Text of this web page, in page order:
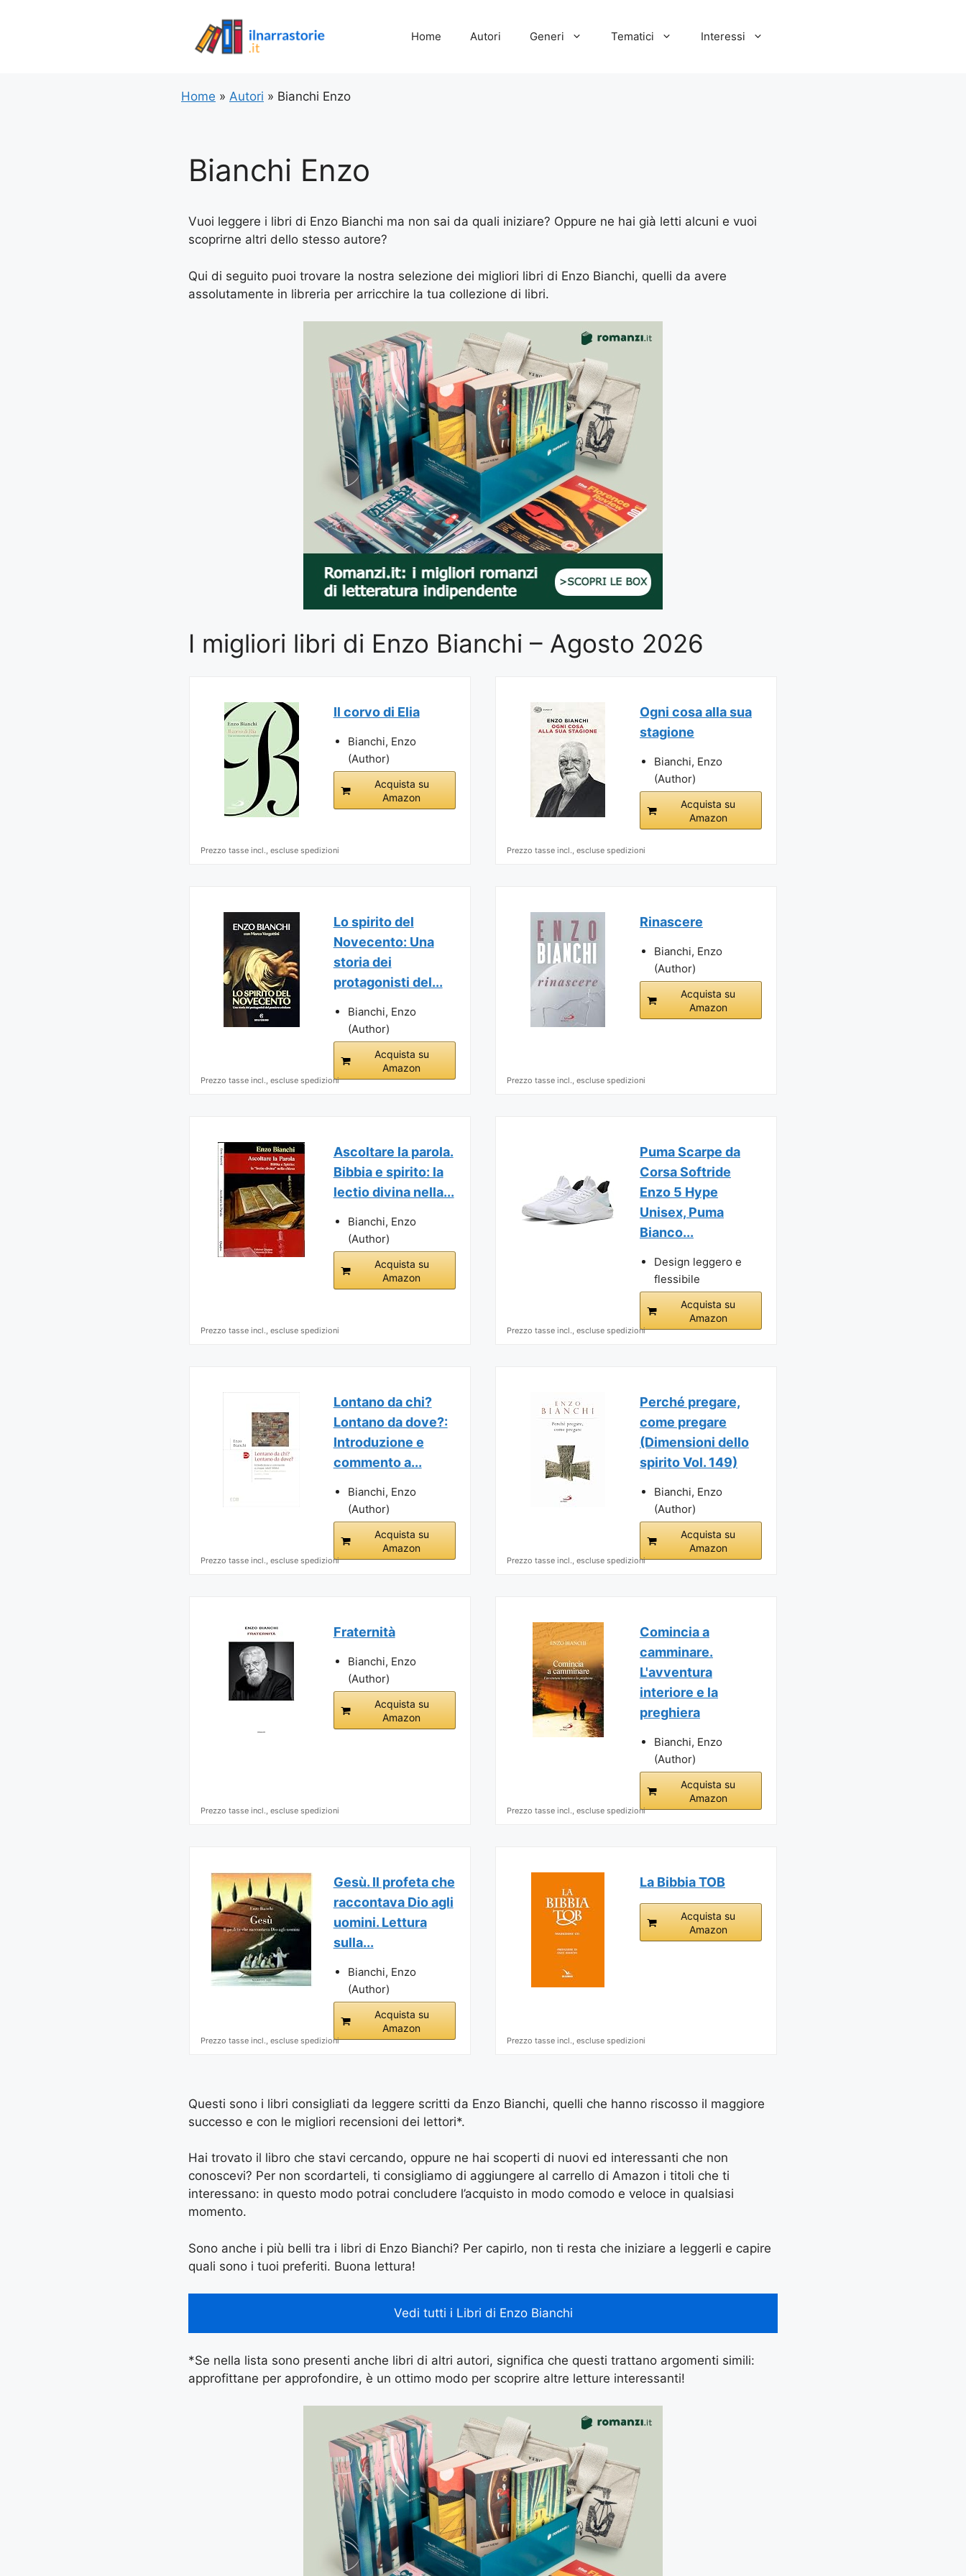
Home Autori Generi Tematici Interessi
Home » Autori » Bianchi Enzo
Bianchi Enzo
Vuoi leggere i libri di Enzo Bianchi ma non sai da quali iniziare? Oppure ne hai già letti alcuni e vuoi
scoprirne altri dello stesso autore?
Qui di seguito puoi trovare la nostra selezione dei migliori libri di Enzo Bianchi, quelli da avere
assolutamente in libreria per arricchire la tua collezione di libri.
I migliori libri di Enzo Bianchi – Agosto 2026
Il corvo di Elia
Bianchi, Enzo
(Author)
Acquista su
Amazon
Prezzo tasse incl., escluse spedizioni
Ogni cosa alla sua
stagione
Bianchi, Enzo
(Author)
Acquista su
Amazon
Prezzo tasse incl., escluse spedizioni
Lo spirito del
Novecento: Una
storia dei
protagonisti del...
Bianchi, Enzo
(Author)
Acquista su
Amazon
Prezzo tasse incl., escluse spedizioni
Rinascere
Bianchi, Enzo
(Author)
Acquista su
Amazon
Prezzo tasse incl., escluse spedizioni
Ascoltare la parola.
Bibbia e spirito: la
lectio divina nella...
Bianchi, Enzo
(Author)
Acquista su
Amazon
Prezzo tasse incl., escluse spedizioni
Puma Scarpe da
Corsa Softride
Enzo 5 Hype
Unisex, Puma
Bianco...
Design leggero e
flessibile
Acquista su
Amazon
Prezzo tasse incl., escluse spedizioni
Lontano da chi?
Lontano da dove?:
Introduzione e
commento a...
Bianchi, Enzo
(Author)
Acquista su
Amazon
Prezzo tasse incl., escluse spedizioni
Perché pregare,
come pregare
(Dimensioni dello
spirito Vol. 149)
Bianchi, Enzo
(Author)
Acquista su
Amazon
Prezzo tasse incl., escluse spedizioni
Fraternità
Bianchi, Enzo
(Author)
Acquista su
Amazon
Prezzo tasse incl., escluse spedizioni
Comincia a
camminare.
L'avventura
interiore e la
preghiera
Bianchi, Enzo
(Author)
Acquista su
Amazon
Prezzo tasse incl., escluse spedizioni
Gesù. Il profeta che
raccontava Dio agli
uomini. Lettura
sulla...
Bianchi, Enzo
(Author)
Acquista su
Amazon
Prezzo tasse incl., escluse spedizioni
La Bibbia TOB
Acquista su
Amazon
Prezzo tasse incl., escluse spedizioni
Questi sono i libri consigliati da leggere scritti da Enzo Bianchi, quelli che hanno riscosso il maggiore
successo e con le migliori recensioni dei lettori*.
Hai trovato il libro che stavi cercando, oppure ne hai scoperti di nuovi ed interessanti che non
conoscevi? Per non scordarteli, ti consigliamo di aggiungere al carrello di Amazon i titoli che ti
interessano: in questo modo potrai concludere l’acquisto in modo comodo e veloce in qualsiasi
momento.
Sono anche i più belli tra i libri di Enzo Bianchi? Per capirlo, non ti resta che iniziare a leggerli e capire
quali sono i tuoi preferiti. Buona lettura!
Vedi tutti i Libri di Enzo Bianchi
*Se nella lista sono presenti anche libri di altri autori, significa che questi trattano argomenti simili:
approfittane per approfondire, è un ottimo modo per scoprire altre letture interessanti!